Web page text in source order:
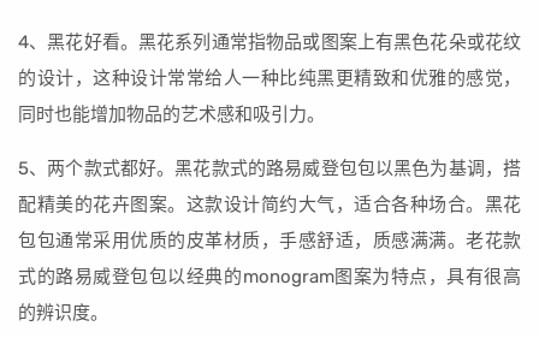
4、黑花好看。黑花系列通常指物品或图案上有黑色花朵或花纹
的设计，这种设计常常给人一种比纯黑更精致和优雅的感觉，
同时也能增加物品的艺术感和吸引力。
5、两个款式都好。黑花款式的路易威登包包以黑色为基调，搭
配精美的花卉图案。这款设计简约大气，适合各种场合。黑花
包包通常采用优质的皮革材质，手感舒适，质感满满。老花款
式的路易威登包包以经典的monogram图案为特点，具有很高
的辨识度。